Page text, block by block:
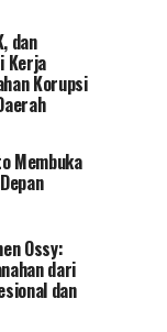
dan
Kerja
Korupsi
Membuka
Ossy:
dari
dan